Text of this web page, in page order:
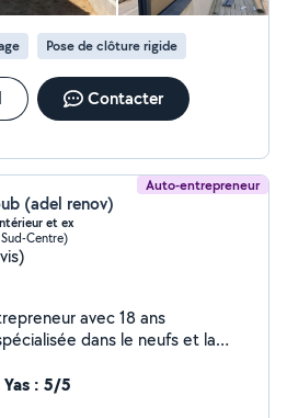
Pose de clôture rigide
Contacter
Auto-entrepreneur
(adel renov)
et ex
Centre)
avec 18 ans
dans le neufs et la
devis et déplacement gratuit et
à très bientôt .
: 5/5